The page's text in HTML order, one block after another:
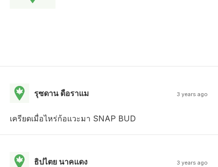
รุซดาน ดือราแม 3 years ago
เครียดเมื่อไหร่ก้อแวะมา SNAP BUD
ธิปไตย นาคแดง 3 years ago